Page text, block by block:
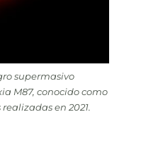
supermasivo
M87, conocido como
en 2021.